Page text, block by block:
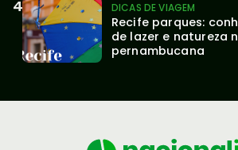
DICAS DE VIAGEM
Recife parques:
de lazer e natureza
pernambucana